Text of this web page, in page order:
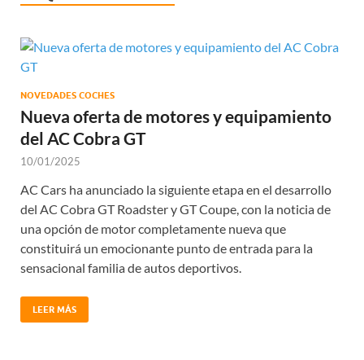
NOVEDADES COCHES
Nueva oferta de motores y equipamiento
del AC Cobra GT
10/01/2025
AC Cars ha anunciado la siguiente etapa en el desarrollo
del AC Cobra GT Roadster y GT Coupe, con la noticia de
una opción de motor completamente nueva que
constituirá un emocionante punto de entrada para la
sensacional familia de autos deportivos.
LEER MÁS